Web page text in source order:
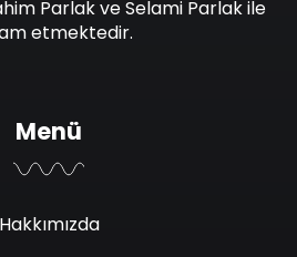
Parlak ve Selami Parlak ile
etmektedir.
Menü
Hakkımızda